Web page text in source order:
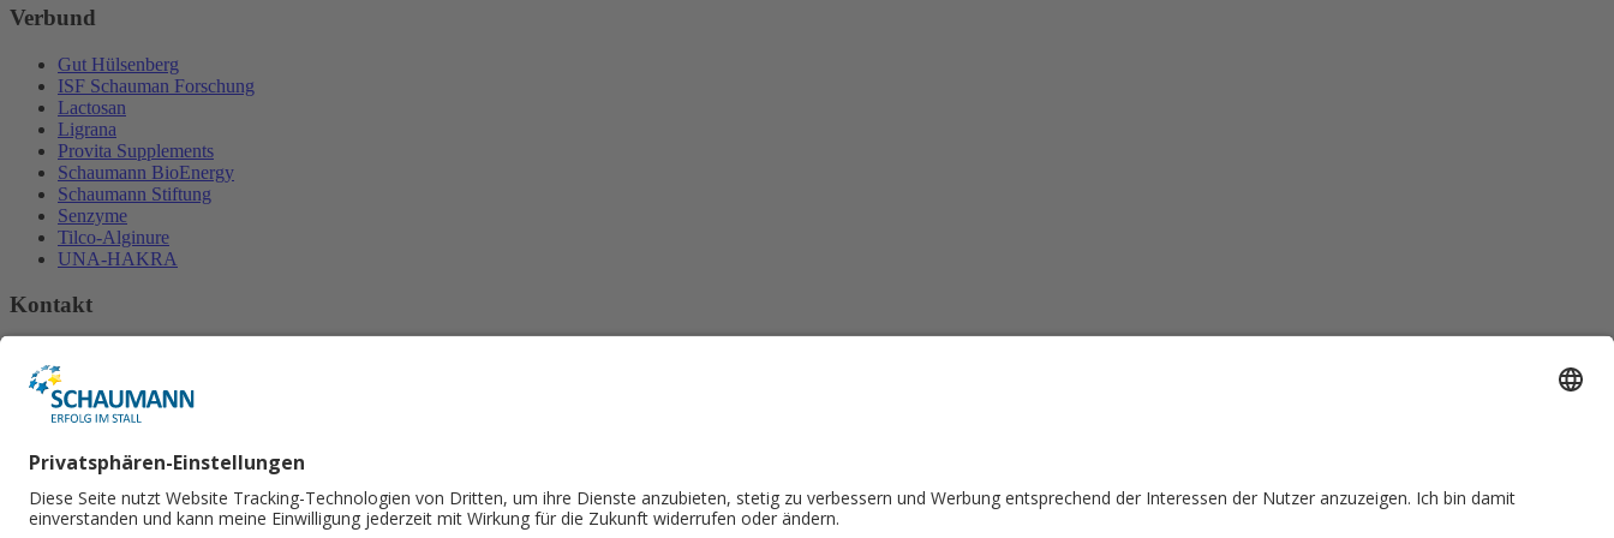
Verbund
Gut Hülsenberg
ISF Schauman Forschung
Lactosan
Ligrana
Provita Supplements
Schaumann BioEnergy
Schaumann Stiftung
Senzyme
Tilco-Alginure
UNA-HAKRA
Kontakt
An der Mühlenau 4
25421 Pinneberg
+49 4101 218-2000
E-Mail senden
Social Media